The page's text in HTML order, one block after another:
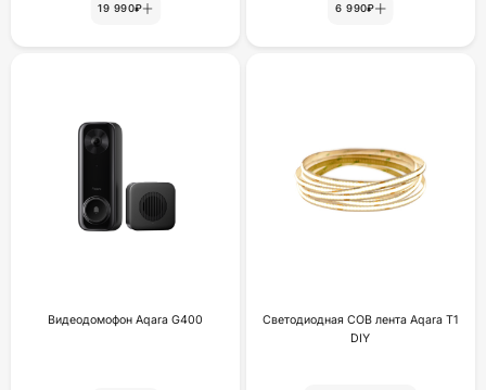
19 990₽ 6 990₽
Видеодомофон Aqara G400
Светодиодная COB лента Aqara T1
DIY